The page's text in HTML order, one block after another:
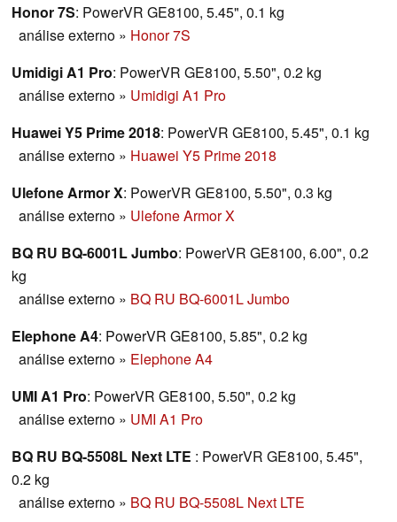
Honor 7S: PowerVR GE8100, 5.45", 0.1 kg
análise externo » Honor 7S
Umidigi A1 Pro: PowerVR GE8100, 5.50", 0.2 kg
análise externo » Umidigi A1 Pro
Huawei Y5 Prime 2018: PowerVR GE8100, 5.45", 0.1 kg
análise externo » Huawei Y5 Prime 2018
Ulefone Armor X: PowerVR GE8100, 5.50", 0.3 kg
análise externo » Ulefone Armor X
BQ RU BQ-6001L Jumbo: PowerVR GE8100, 6.00", 0.2
kg
análise externo » BQ RU BQ-6001L Jumbo
Elephone A4: PowerVR GE8100, 5.85", 0.2 kg
análise externo » Elephone A4
UMI A1 Pro: PowerVR GE8100, 5.50", 0.2 kg
análise externo » UMI A1 Pro
BQ RU BQ-5508L Next LTE : PowerVR GE8100, 5.45",
0.2 kg
análise externo » BQ RU BQ-5508L Next LTE